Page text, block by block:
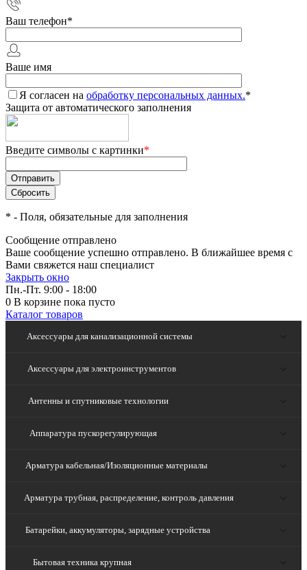
Ваш телефон*
Ваше имя
Я согласен на обработку персональных данных.*
Защита от автоматического заполнения
Введите символы с картинки*
* - Поля, обязательные для заполнения
Сообщение отправлено
Ваше сообщение успешно отправлено. В ближайшее время с
Вами свяжется наш специалист
Закрыть окно
Пн.-Пт. 9:00 - 18:00
0 В корзине пока пусто
Каталог товаров
Аксессуары для канализационной системы
Аксессуары для электроинструментов
Антенны и спутниковые технологии
Аппаратура пускорегулирующая
Арматура кабельная/Изоляционные материалы
Арматура трубная, распределение, контроль давления
Батарейки, аккумуляторы, зарядные устройства
Бытовая техника крупная